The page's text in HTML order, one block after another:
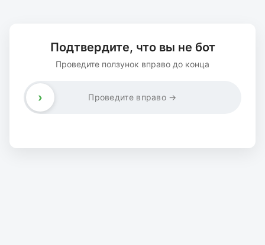
Подтвердите, что вы не бот
Проведите ползунок вправо до конца
Проведите вправо →
›